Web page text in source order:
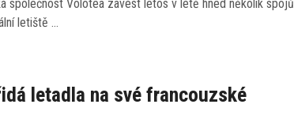
společnost Volotea zavést letos v létě hned několik spojů
letiště …
letadla na své francouzské